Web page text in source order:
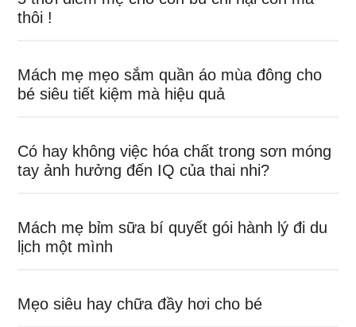
thôi !
Mách mẹ mẹo sắm quần áo mùa đông cho
bé siêu tiết kiệm mà hiệu quả
Có hay không việc hóa chất trong sơn móng
tay ảnh hưởng đến IQ của thai nhi?
Mách mẹ bỉm sữa bí quyết gói hành lý đi du
lịch một mình
Mẹo siêu hay chữa đầy hơi cho bé